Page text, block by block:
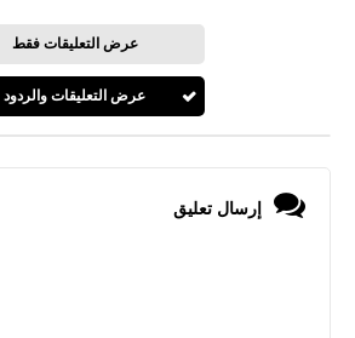
عرض التعليقات فقط
عرض التعليقات والردود
إرسال تعليق